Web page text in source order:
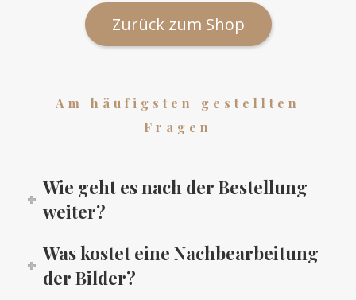
Zurück zum Shop
Am häufigsten gestellten
Fragen
Wie geht es nach der Bestellung
weiter?
Was kostet eine Nachbearbeitung
der Bilder?